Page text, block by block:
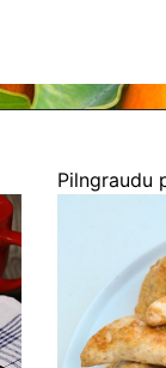
Pilngraudu